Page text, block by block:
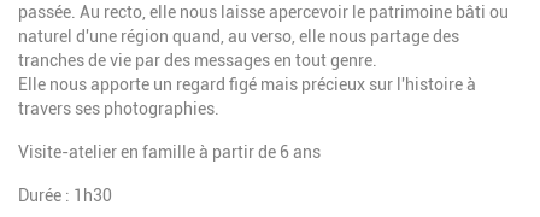
passée. Au recto, elle nous laisse apercevoir le patrimoine bâti ou
naturel d'une région quand, au verso, elle nous partage des
tranches de vie par des messages en tout genre.
Elle nous apporte un regard figé mais précieux sur l'histoire à
travers ses photographies.
Visite-atelier en famille à partir de 6 ans
Durée : 1h30